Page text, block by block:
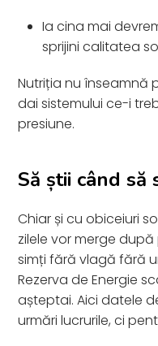
Ia cina mai
sprijini calitatea
Nutriția nu înseamnă
dai sistemului ce-i
presiune.
Să știi când
Chiar și cu obiceiuri
zilele vor merge
simți fără vlagă fără
Rezerva de Energie
așteptai. Aici datele
urmări lucrurile, ci